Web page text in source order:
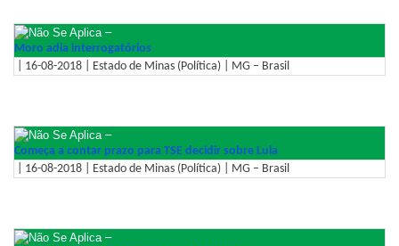
–
Moro adia interrogatórios
| 16-08-2018 | Estado de Minas (Política) | MG – Brasil
–
Começa a contar prazo para TSE decidir sobre Lula
| 16-08-2018 | Estado de Minas (Política) | MG – Brasil
–